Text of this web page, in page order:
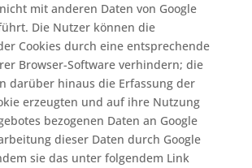
mit anderen Daten von Google
Die Nutzer können die
Cookies durch eine entsprechende
Browser-Software verhindern; die
darüber hinaus die Erfassung der
erzeugten und auf ihre Nutzung
bezogenen Daten an Google
dieser Daten durch Google
sie das unter folgendem Link